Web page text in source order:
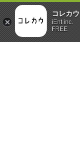
コレカウ
iEnt inc.
FREE